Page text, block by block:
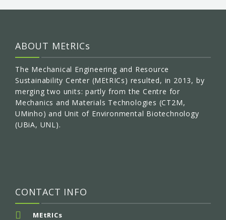
ABOUT MEtRICs
The Mechanical Engineering and Resource
Sustainability Center (MEtRICs) resulted, in 2013, by
merging two units: partly from the Centre for
Mechanics and Materials Technologies (CT2M,
UMinho) and Unit of Environmental Biotechnology
(UBiA, UNL).
CONTACT INFO
MEtRICs